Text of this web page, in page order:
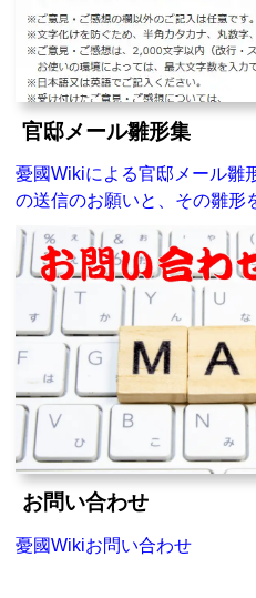
官邸メール雛形集
憂國Wikiによる官邸メール雛
の送信のお願いと、その雛形
お問い合わせ
憂國Wikiお問い合わせ